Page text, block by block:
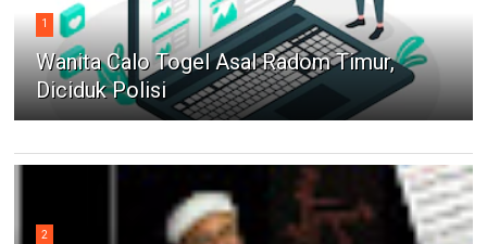
1
Wanita Calo Togel Asal Radom Timur,
Diciduk Polisi
2